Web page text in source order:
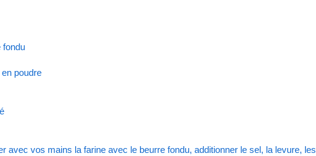
fondu
poudre
avec vos mains la farine avec le beurre fondu, additionner le sel, la levure, les